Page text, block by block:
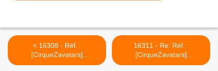
< 16308 - Réf. :
[CirqueZavatars]
...corroborons ce qui
16311 - Re: Réf. :
[CirqueZavatars]
...corroborons ce qui